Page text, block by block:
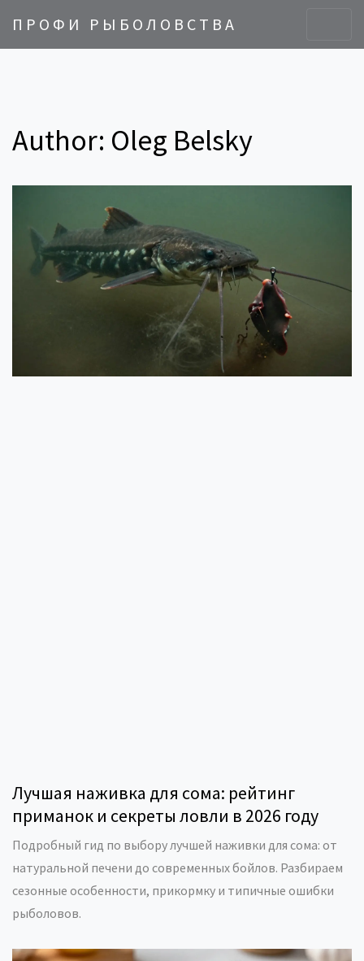
ПРОФИ РЫБОЛОВСТВА
Author: Oleg Belsky
Лучшая наживка для сома: рейтинг
приманок и секреты ловли в 2026 году
Подробный гид по выбору лучшей наживки для сома: от
натуральной печени до современных бойлов. Разбираем
сезонные особенности, прикормку и типичные ошибки
рыболовов.